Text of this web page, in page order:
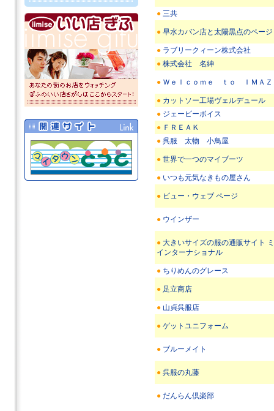
● 三共
● 早水カバン店と太陽黒点のページ
● ラブリークィーン株式会社
● 株式会社 名紳
● Ｗｅｌｃｏｍｅ ｔｏ ＩＭＡＺ
● カットソー工場ヴェルデュール
● ジェービーボイス
● ＦＲＥＡＫ
● 呉服 太物 小鳥屋
● 世界で一つのマイブーツ
● いつも元気なきもの屋さん
● ビュー・ウェブ ページ
● ウインザー
● 大きいサイズの服の通販サイト
インターナショナル
● ちりめんのグレース
● 足立商店
● 山貞呉服店
● ゲットユニフォーム
● ブルーメイト
● 呉服の丸藤
● だんらん倶楽部